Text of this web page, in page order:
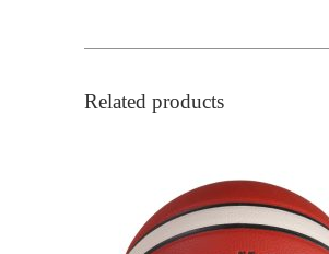
Related products